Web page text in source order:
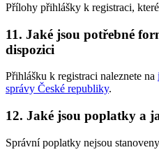
Přílohy přihlášky k registraci,
11. Jaké jsou potřebné
dispozici
Přihlášku k registraci naleznete na
správy České republiky.
12. Jaké jsou poplatky a
Správní poplatky nejsou